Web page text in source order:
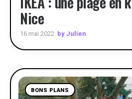
Nice
16 mai 2022 by Julien
BONS PLANS